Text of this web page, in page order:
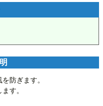
防ぎます。
す。